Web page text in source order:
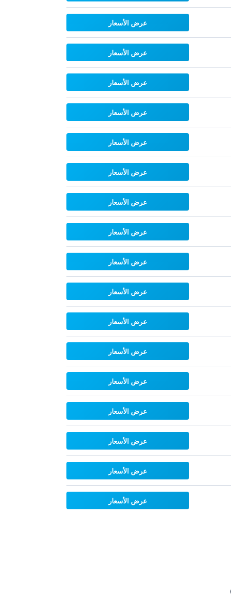
عرض الأسعار
عرض الأسعار
عرض الأسعار
عرض الأسعار
عرض الأسعار
عرض الأسعار
عرض الأسعار
عرض الأسعار
عرض الأسعار
عرض الأسعار
عرض الأسعار
عرض الأسعار
عرض الأسعار
عرض الأسعار
عرض الأسعار
عرض الأسعار
عرض الأسعار